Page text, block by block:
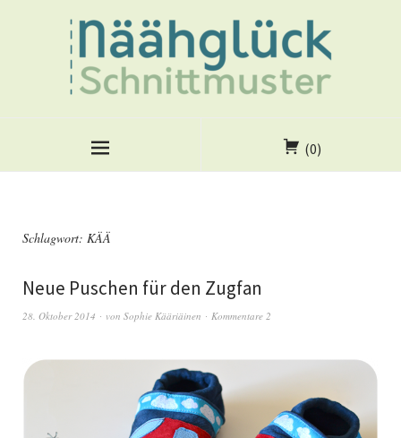
(0)
Schlagwort: KÄÄ
Neue Puschen für den Zugfan
28. Oktober 2014 von Sophie Kääriäinen Kommentare 2